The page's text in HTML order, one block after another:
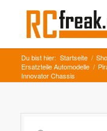
Du bist hier: Startseite /
Ersatzteile Automodelle /
Innovator Chassis